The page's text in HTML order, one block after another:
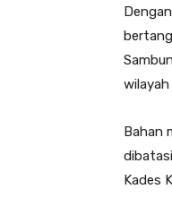
wilayah
Bahan
Kades